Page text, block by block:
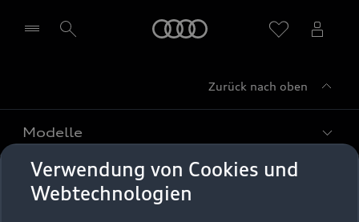
Zurück nach oben
Modelle
Alle Modelle
Kaufen & leasen
Verwendung von Cookies und
Webtechnologien